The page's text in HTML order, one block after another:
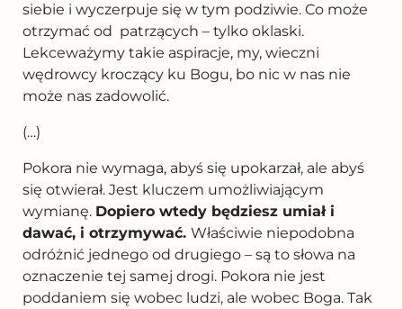
siebie i wyczerpuje się w tym podziwie. Co może
otrzymać od patrzących – tylko oklaski.
Lekceważymy takie aspiracje, my, wieczni
wędrowcy kroczący ku Bogu, bo nic w nas nie
może nas zadowolić.
(…)
Pokora nie wymaga, abyś się upokarzał, ale abyś
się otwierał. Jest kluczem umożliwiającym
wymianę. Dopiero wtedy będziesz umiał i
dawać, i otrzymywać. Właściwie niepodobna
odróżnić jednego od drugiego – są to słowa na
oznaczenie tej samej drogi. Pokora nie jest
poddaniem się wobec ludzi, ale wobec Boga. Tak